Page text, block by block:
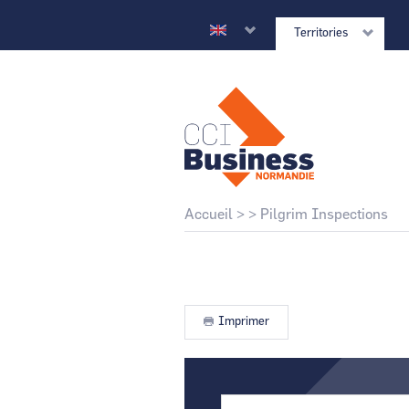
Territories
CCI Business
Breadcrumb
Accueil Pilgrim Inspections
Imprimer